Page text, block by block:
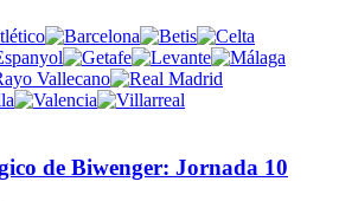
de Biwenger: Jornada 10